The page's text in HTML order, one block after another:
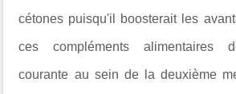
cétones puisqu'il boosterait les
ces compléments alimentaires
courante au sein de la deuxième